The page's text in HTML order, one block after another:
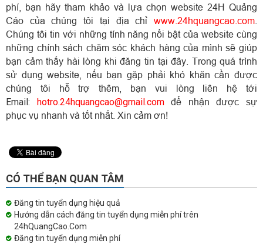
phí, bạn hãy tham khảo và lựa chọn website 24H Quảng
Cáo của chúng tôi tại địa chỉ www.24hquangcao.com
Chúng tôi tin với những tính năng nổi bật của website cùng
những chính sách chăm sóc khách hàng của mình sẽ giúp
bạn cảm thấy hài lòng khi đăng tin tại đây. Trong quá trình
sử dụng website, nếu bạn gặp phải khó khăn cần được
chúng tôi hỗ trợ thêm, bạn vui lòng liên hệ tới
Email: hotro.24hquangcao@gmail.comđể nhận được sự
phục vụ nhanh và tốt nhất. Xin cảm ơn!
CÓ THỂ BẠN QUAN TÂM
Đăng tin tuyển dụng hiệu quả
Hướng dẫn cách đăng tin tuyển dụng miễn phí trên
24hQuangCao.Com
Đăng tin tuyển dụng miễn phí